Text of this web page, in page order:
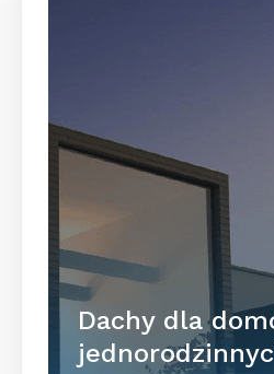
Dachy dla